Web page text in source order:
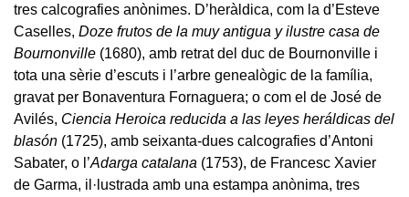
tres calcografies anònimes. D’heràldica, com la d’Esteve
Caselles, Doze frutos de la muy antigua y ilustre casa de
Bournonville (1680), amb retrat del duc de Bournonville i
tota una sèrie d’escuts i l’arbre genealògic de la família,
gravat per Bonaventura Fornaguera; o com el de José de
Avilés, Ciencia Heroica reducida a las leyes heráldicas del
blasón (1725), amb seixanta-dues calcografies d’Antoni
Sabater, o l’Adarga catalana (1753), de Francesc Xavier
de Garma, il·lustrada amb una estampa anònima, tres